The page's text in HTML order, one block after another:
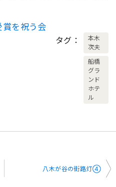
タグ
本木
次夫
船橋
グラ
ンド
ホテ
ル
八木が谷の街路灯④